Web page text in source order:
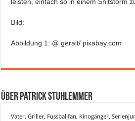
Bild:
Abbildung 1: @ geralt/ pixabay.com
Über Patrick Stuhlemmer
Vater, Griller, Fussballfan, Kinogänger,